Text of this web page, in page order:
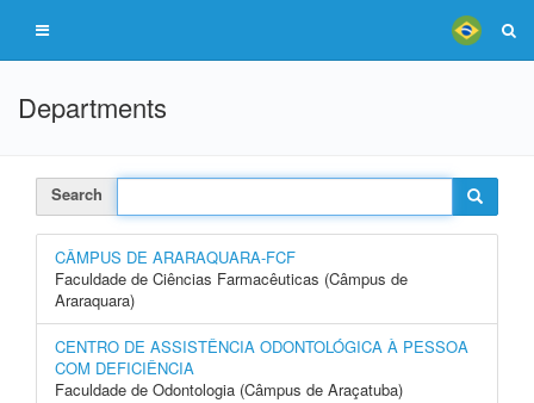
Departments
Search
CÂMPUS DE ARARAQUARA-FCF
Faculdade de Ciências Farmacêuticas (Câmpus de
Araraquara)
CENTRO DE ASSISTÊNCIA ODONTOLÓGICA À PESSOA
COM DEFICIÊNCIA
Faculdade de Odontologia (Câmpus de Araçatuba)